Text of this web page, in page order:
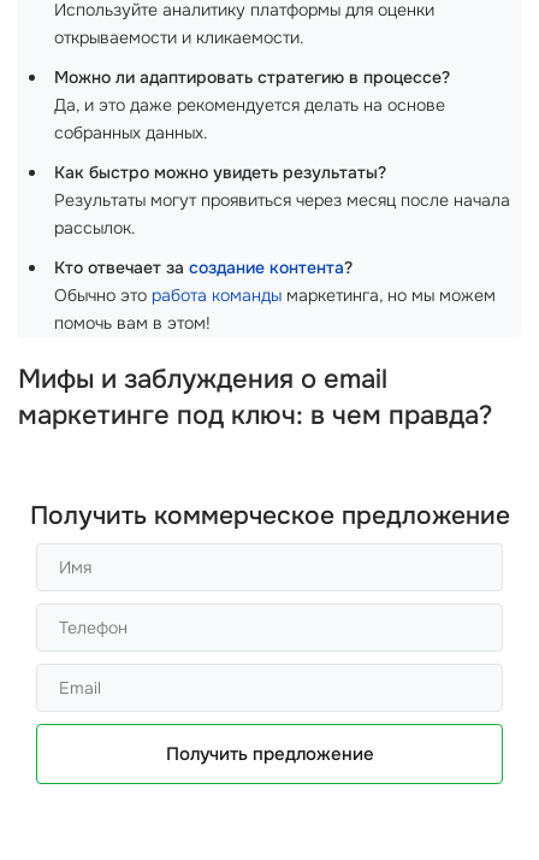
Используйте аналитику платформы для оценки
открываемости и кликаемости.
Можно ли адаптировать стратегию в процессе?
Да, и это даже рекомендуется делать на основе
собранных данных.
Как быстро можно увидеть результаты?
Результаты могут проявиться через месяц после начала
рассылок.
Кто отвечает за создание контента?
Обычно это работа команды маркетинга, но мы можем
помочь вам в этом!
Мифы и заблуждения о email
маркетинге под ключ: в чем правда?
Получить коммерческое предложение
Получить предложение